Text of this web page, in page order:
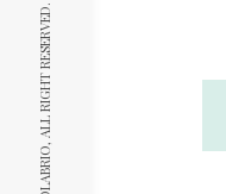
COLABRIO
, ALL RIGHT RESERVED.